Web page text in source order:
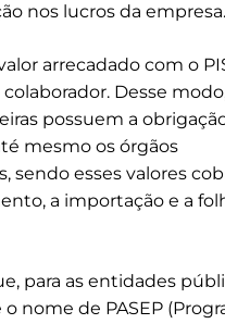
nos lucros da empresa.
arrecadado com o
Desse
possuem a
mesmo os órgãos
sendo esses valores
a importação e a
para as entidades
nome de PASEP